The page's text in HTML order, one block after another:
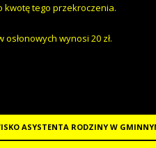
tego przekroczenia.
wynosi 20 zł.
ASYSTENTA RODZINY W